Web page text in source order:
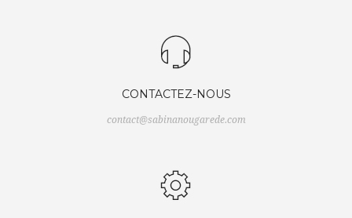
CONTACTEZ-NOUS
contact@sabinanougarede.com